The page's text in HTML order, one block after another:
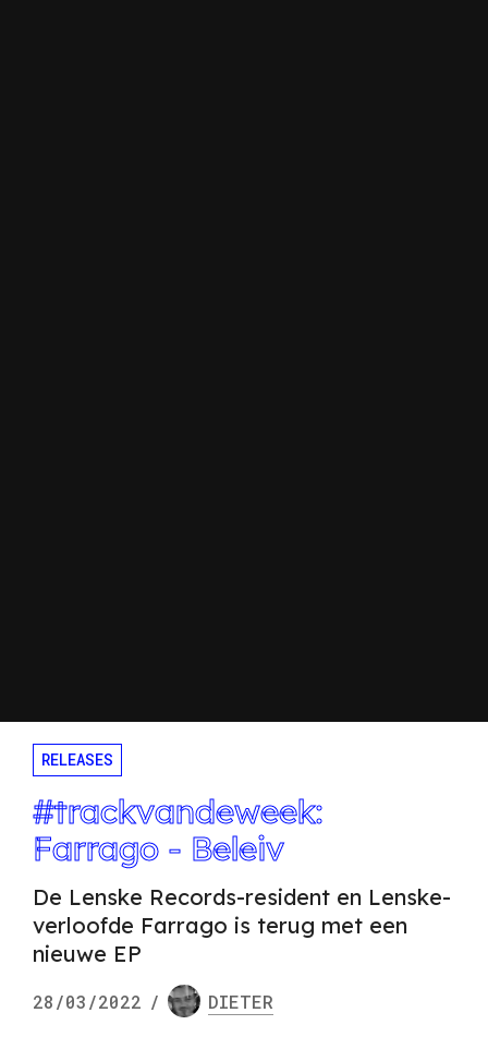
RELEASES
#trackvandeweek:
Farrago - Beleiv
De Lenske Records-resident en Lenske-
verloofde Farrago is terug met een
nieuwe EP
28/03/2022 / DIETER